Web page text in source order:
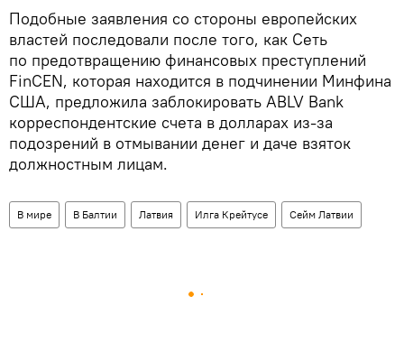
Подобные заявления со стороны европейских
властей последовали после того, как Сеть
по предотвращению финансовых преступлений
FinCEN, которая находится в подчинении Минфина
США, предложила заблокировать ABLV Bank
корреспондентские счета в долларах из-за
подозрений в отмывании денег и даче взяток
должностным лицам.
В мире В Балтии Латвия Илга Крейтусе Сейм Латвии